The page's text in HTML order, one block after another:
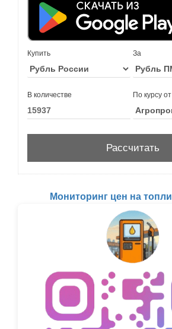
Купить За
В количестве По курсу от
Мониторинг цен на